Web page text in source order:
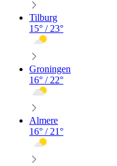
Tilburg
15° / 23°
Groningen
16° / 22°
Almere
16° / 21°